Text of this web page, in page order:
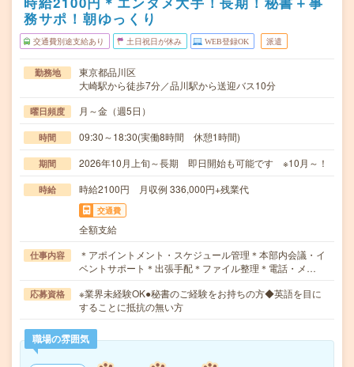
務サポ！朝ゆっくり
交通費別途支給あり 土日祝日が休み WEB登録OK 派遣
勤務地
東京都品川区
大崎駅から徒歩7分／品川駅から送迎バス10分
曜日頻度 月～金（週5日）
時間 09:30～18:30(実働8時間 休憩1時間)
期間 2026年10月上旬～長期 即日開始も可能です ※10月～！
時給 時給2100円 月収例 336,000円+残業代
交通費
全額支給
仕事内容
＊アポイントメント・スケジュール管理＊本部内会議・イ
ベントサポート＊出張手配＊ファイル整理＊電話・メ…
応募資格
※業界未経験OK●秘書のご経験をお持ちの方◆英語を目に
することに抵抗の無い方
職場の雰囲気